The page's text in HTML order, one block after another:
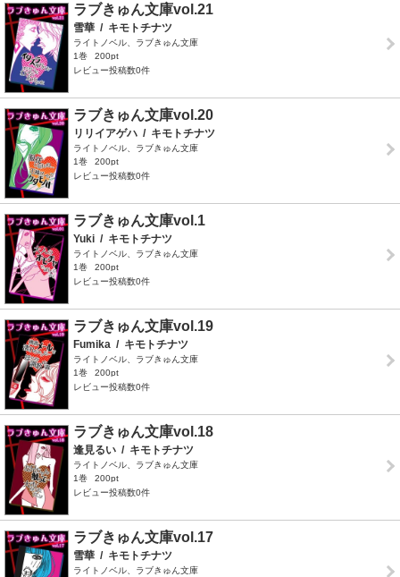
ラブきゅん文庫vol.21
雪華 / キモトチナツ
ライトノベル、ラブきゅん文庫
1巻
200pt
レビュー投稿数0件
ラブきゅん文庫vol.20
リリイアゲハ / キモトチナツ
ライトノベル、ラブきゅん文庫
1巻
200pt
レビュー投稿数0件
ラブきゅん文庫vol.1
Yuki / キモトチナツ
ライトノベル、ラブきゅん文庫
1巻
200pt
レビュー投稿数0件
ラブきゅん文庫vol.19
Fumika / キモトチナツ
ライトノベル、ラブきゅん文庫
1巻
200pt
レビュー投稿数0件
ラブきゅん文庫vol.18
逢見るい / キモトチナツ
ライトノベル、ラブきゅん文庫
1巻
200pt
レビュー投稿数0件
ラブきゅん文庫vol.17
雪華 / キモトチナツ
ライトノベル、ラブきゅん文庫